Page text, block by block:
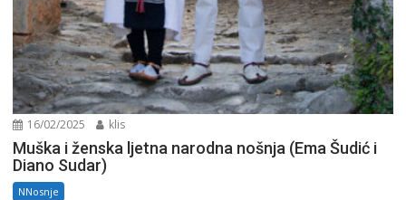
16/02/2025 klis
Muška i ženska ljetna narodna nošnja (Ema Šudić i
Diano Sudar)
NNosnje